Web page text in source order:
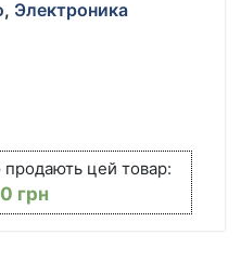
, Электроника
продають цей товар:
грн